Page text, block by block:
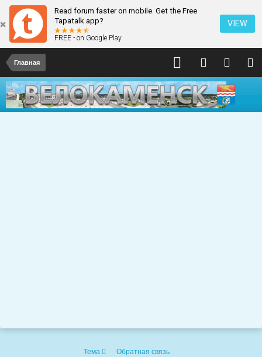
Read forum faster on mobile. Get the Free
Tapatalk app?
FREE - on Google Play
VIEW
Главная
Тема
Обратная связь